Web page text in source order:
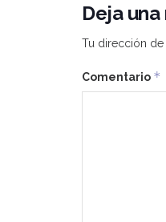
Deja
Tu dirección
Comentario *